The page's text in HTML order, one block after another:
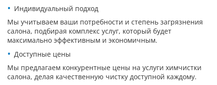
Индивидуальный подход
Мы учитываем ваши потребности и степень загрязнения
салона, подбирая комплекс услуг, который будет
максимально эффективным и экономичным.
Доступные цены
Мы предлагаем конкурентные цены на услуги химчистки
салона, делая качественную чистку доступной каждому.